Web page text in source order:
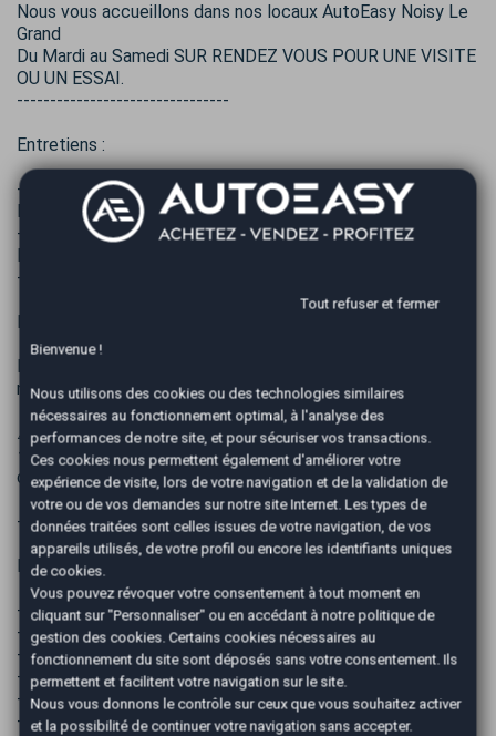
Nous vous accueillons dans nos locaux AutoEasy Noisy Le
Grand
Du Mardi au Samedi SUR RENDEZ VOUS POUR UNE VISITE
OU UN ESSAI.
--------------------------------
Entretiens :
-Le 08/04/2023, à 124 081 Km : VIDANGE TOUS LES
FILTRES
-Le 30/01/2024, à 140 000 Km : VIDANGE TOUS LES
-Le 05/06/2025, à 155 000 Km : VIDANGE SIMPLE
niveau de tous les Fluides , Carburant de mise en route.
⚠️ Aucune réservation ne sera acceptée sans acompte ✍
⚜️ Des erreurs pouvant se glisser dans nos annonces merci
de nous contacter pour plus de renseignements
---------- PRESTATIONS OPTIONNELLES ----------
Pack Easy Confort à 1099 €
- Nettoyage Extérieur manuel
- Pressing intérieur
- Energie 1/2 plein
- Gestion du dossier administratif
- Mise en main du véhicule
- GARANTIE 6 mois Européenne
Tout refuser et fermer
Bienvenue !
Nous utilisons des cookies ou des technologies similaires
nécessaires au fonctionnement optimal, à l'analyse des
performances de notre site, et pour sécuriser vos transactions.
Ces cookies nous permettent également d'améliorer votre
expérience de visite, lors de votre navigation et de la validation de
votre ou de vos demandes sur notre site Internet. Les types de
données traitées sont celles issues de votre navigation, de vos
appareils utilisés, de votre profil ou encore les identifiants uniques
de cookies.
Vous pouvez révoquer votre consentement à tout moment en
cliquant sur "Personnaliser" ou en accédant à notre politique de
gestion des cookies. Certains cookies nécessaires au
fonctionnement du site sont déposés sans votre consentement. Ils
permettent et facilitent votre navigation sur le site.
Nous vous donnons le contrôle sur ceux que vous souhaitez activer
et la possibilité de continuer votre navigation sans accepter.